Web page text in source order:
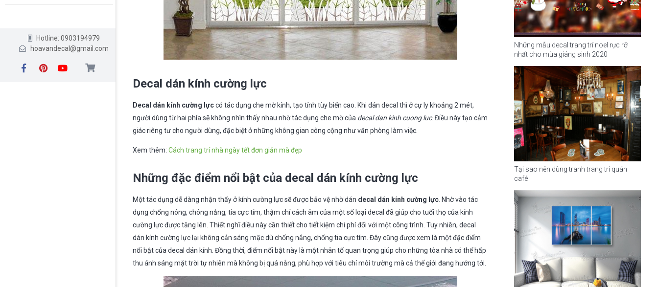
Hotline: 0903194979
hoavandecal@gmail.com
Decal dán kính cường lực
Decal dán kính cường lựccó tác dụng che mờ kính, tạo tính tùy biến cao. Khi dán decal thì ở cự ly khoảng 2 mét,
người dùng từ hai phía sẽ không nhìn thấy nhau nhờ tác dụng che mờ của decal dan kinh cuong luc. Điều này tạo cảm
giác riêng tư cho người dùng, đặc biệt ở những không gian công cộng như văn phòng làm việc.
Xem thêm: Cách trang trí nhà ngày tết đơn giản mà đẹp
Những đặc điểm nổi bật của decal dán kính cường lực
Một tác dụng dễ dàng nhận thấy ở kính cường lực sẽ được bảo vệ nhờ dán decal dán kính cường lực . Nhờ vào tác
dụng chống nóng, chóng nắng, tia cực tím, thậm chí cách âm của một số loại decal đã giúp cho tuổi thọ của kính
cường lực được tăng lên. Thiết nghĩ điều này cần thiết cho tiết kiệm chi phí đối với một công trình. Tuy nhiên, decal
dán kính cường lực lại không cản sáng mặc dù chống nắng, chống tia cực tím. Đây cũng được xem là một đặc điểm
nổi bật của decal dán kính. Đồng thời, điểm nổi bật này là một nhân tố quan trọng giúp cho những tòa nhà có thể hấp
thu ánh sáng mặt trời tự nhiên mà không bị quá nắng, phù hợp với tiêu chí môi trường mà cả thế giới đang hướng tới.
Những mẫu decal trang trí noel rực rỡ
nhất cho mùa giáng sinh 2020
Tại sao nên dùng tranh trang trí quán
café